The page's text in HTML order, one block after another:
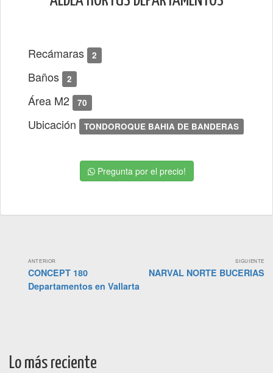
Recámaras 2
Baños 2
Área M2 70
Ubicación TONDOROQUE BAHIA DE BANDERAS
Pregunta por el precio!
Navegación
de
ANTERIOR
Más
antiguo:
CONCEPT 180
Departamentos en Vallarta
SIGUIENTE
Más
NARVAL NORTE BUCERIAS
Lo más reciente